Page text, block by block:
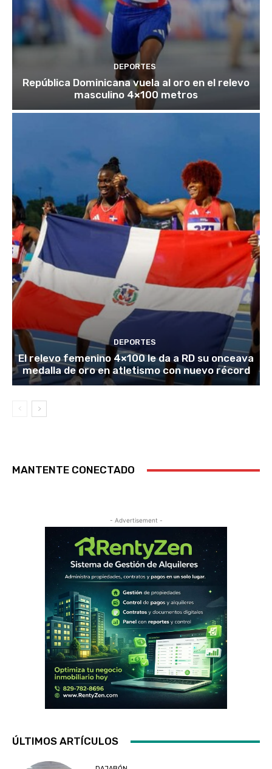
DEPORTES
República Dominicana vuela al oro en el relevo
masculino 4×100 metros
DEPORTES
El relevo femenino 4×100 le da a RD su onceava
medalla de oro en atletismo con nuevo récord
MANTENTE CONECTADO
- Advertisement -
ÚLTIMOS ARTÍCULOS